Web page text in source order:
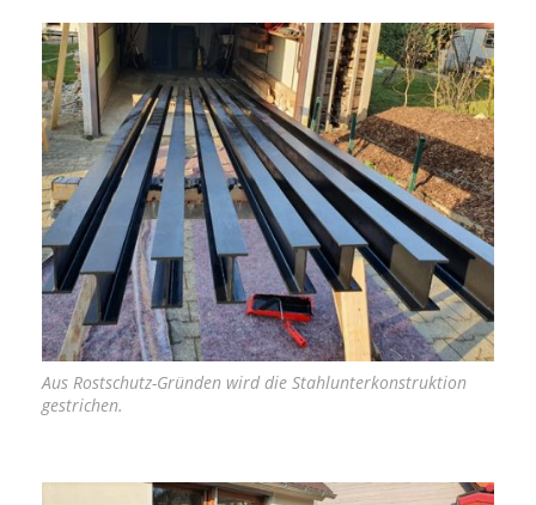
Aus Rostschutz-Gründen wird die Stahlunterkonstruktion
gestrichen.